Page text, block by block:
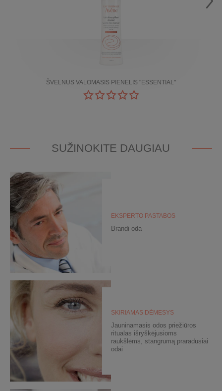
ŠVELNUS VALOMASIS PIENELIS "ESSENTIAL"
SUŽINOKITE DAUGIAU
EKSPERTO PASTABOS
Brandi oda
SKIRIAMAS DĖMESYS
Jauninamasis odos priežiūros
ritualas išryškėjusioms
raukšlėms, stangrumą praradusiai
odai